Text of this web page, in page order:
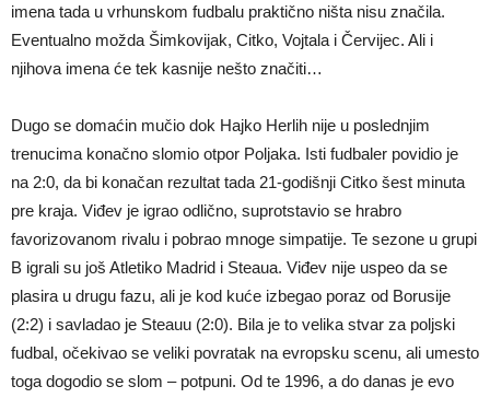
imena tada u vrhunskom fudbalu praktično ništa nisu značila.
Eventualno možda Šimkovijak, Citko, Vojtala i Červijec. Ali i
njihova imena će tek kasnije nešto značiti…
Dugo se domaćin mučio dok Hajko Herlih nije u poslednjim
trenucima konačno slomio otpor Poljaka. Isti fudbaler povidio je
na 2:0, da bi konačan rezultat tada 21-godišnji Citko šest minuta
pre kraja. Viđev je igrao odlično, suprotstavio se hrabro
favorizovanom rivalu i pobrao mnoge simpatije. Te sezone u grupi
B igrali su još Atletiko Madrid i Steaua. Viđev nije uspeo da se
plasira u drugu fazu, ali je kod kuće izbegao poraz od Borusije
(2:2) i savladao je Steauu (2:0). Bila je to velika stvar za poljski
fudbal, očekivao se veliki povratak na evropsku scenu, ali umesto
toga dogodio se slom – potpuni. Od te 1996, a do danas je evo